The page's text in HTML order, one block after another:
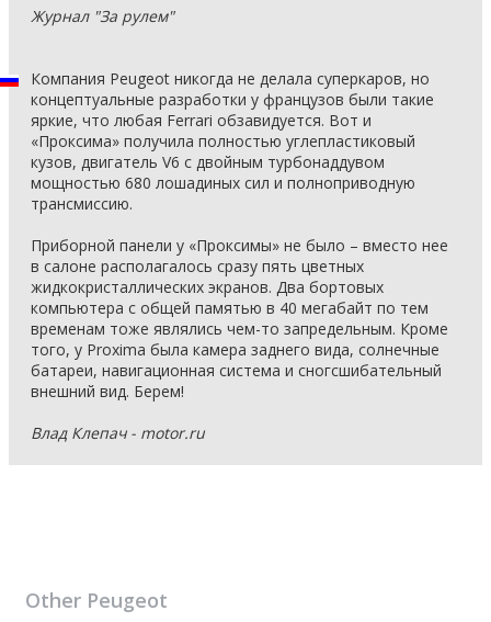
Журнал "За рулем"
Компания Peugeot никогда не делала суперкаров, но
концептуальные разработки у французов были такие
яркие, что любая Ferrari обзавидуется. Вот и
«Проксима» получила полностью углепластиковый
кузов, двигатель V6 с двойным турбонаддувом
мощностью 680 лошадиных сил и полноприводную
трансмиссию.
Приборной панели у «Проксимы» не было – вместо нее
в салоне располагалось сразу пять цветных
жидкокристаллических экранов. Два бортовых
компьютера с общей памятью в 40 мегабайт по тем
временам тоже являлись чем-то запредельным. Кроме
того, у Proxima была камера заднего вида, солнечные
батареи, навигационная система и сногсшибательный
внешний вид. Берем!
Влад Клепач - motor.ru
Other Peugeot